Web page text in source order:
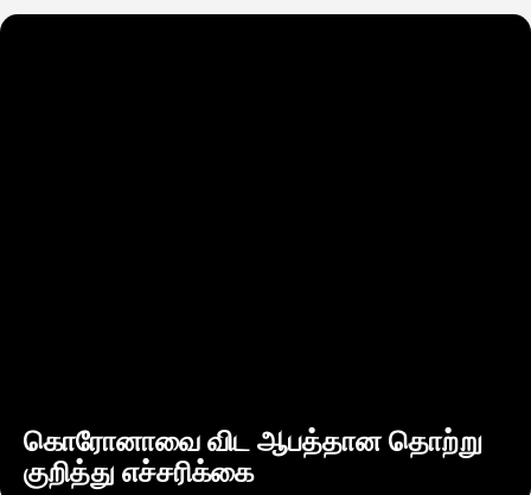
கொரோனாவை விட ஆபத்தான தொற்று
குறித்து எச்சரிக்கை